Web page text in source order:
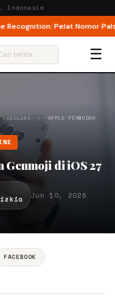
Pelat Nomor Palsu
☰
HEADLINE / APPLE PERMUDAH
Genmoji di iOS 27
Jun 10, 2026
FACEBOOK